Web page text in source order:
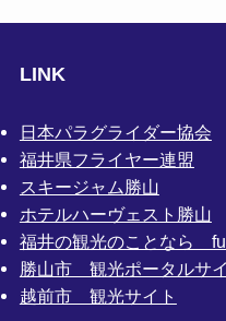
LINK
日本パラグライダー協会
福井県フライヤー連盟
スキージャム勝山
ホテルハーヴェスト勝山
福井の観光のことなら
勝山市 観光ポータルサ
越前市 観光サイト